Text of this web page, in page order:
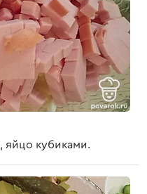
яйцо кубиками.